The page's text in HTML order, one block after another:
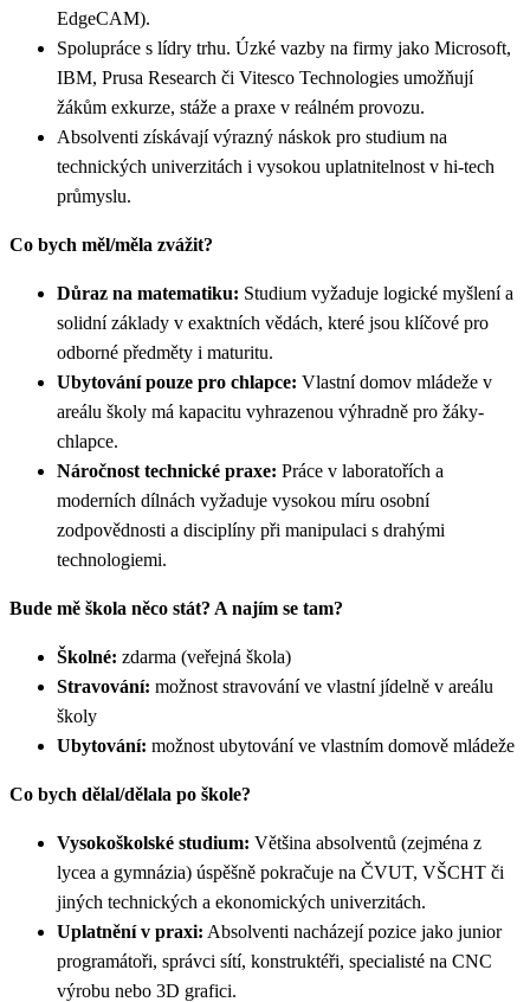
EdgeCAM).
Spolupráce s lídry trhu. Úzké vazby na firmy jako Microsoft,
IBM, Prusa Research či Vitesco Technologies umožňují
žákům exkurze, stáže a praxe v reálném provozu.
Absolventi získávají výrazný náskok pro studium na
technických univerzitách i vysokou uplatnitelnost v hi-tech
průmyslu.
Co bych měl/měla zvážit?
Důraz na matematiku: Studium vyžaduje logické myšlení a
solidní základy v exaktních vědách, které jsou klíčové pro
odborné předměty i maturitu.
Ubytování pouze pro chlapce: Vlastní domov mládeže v
areálu školy má kapacitu vyhrazenou výhradně pro žáky-
chlapce.
Náročnost technické praxe: Práce v laboratořích a
moderních dílnách vyžaduje vysokou míru osobní
zodpovědnosti a disciplíny při manipulaci s drahými
technologiemi.
Bude mě škola něco stát? A najím se tam?
Školné: zdarma (veřejná škola)
Stravování: možnost stravování ve vlastní jídelně v areálu
školy
Ubytování: možnost ubytování ve vlastním domově mládeže
Co bych dělal/dělala po škole?
Vysokoškolské studium: Většina absolventů (zejména z
lycea a gymnázia) úspěšně pokračuje na ČVUT, VŠCHT či
jiných technických a ekonomických univerzitách.
Uplatnění v praxi: Absolventi nacházejí pozice jako junior
programátoři, správci sítí, konstruktéři, specialisté na CNC
výrobu nebo 3D grafici.